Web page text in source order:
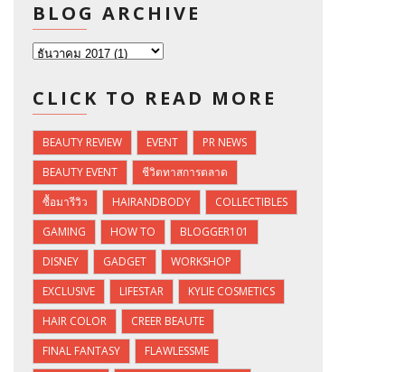
BLOG ARCHIVE
CLICK TO READ MORE
BEAUTY REVIEW EVENT
PR NEWS
BEAUTY EVENT
ชีวิตทาสการตลาด
ซื้อมารีวิว
HAIRANDBODY
COLLECTIBLES
GAMING
HOW TO
BLOGGER101
DISNEY
GADGET
WORKSHOP
EXCLUSIVE
LIFESTAR
KYLIE COSMETICS
HAIR COLOR
CREER BEAUTE
FINAL FANTASY
FLAWLESSME